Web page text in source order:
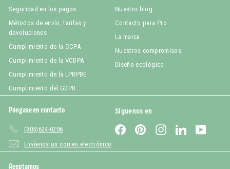
Seguridad en los pagos
Métodos de envío, tarifas y
devoluciones
Cumplimiento de la CCPA
Cumplimiento de la VCDPA
Cumplimiento de la LPRPDE
Cumplimiento del GDPR
Nuestro blog
Contacto para Pro
La marca
Nuestros compromisos
Diseño ecológico
Póngase en contacto
(305)624-0206
Envíenos un correo electrónico
Síguenos en
FacebookPinterestInstagramLinkedIn
Aceptamos